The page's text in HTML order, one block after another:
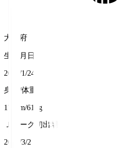
大阪府
生年月日
2002/1/24
身長/体重
171cm/61kg
Ｊリーグ初出場
2024/3/2